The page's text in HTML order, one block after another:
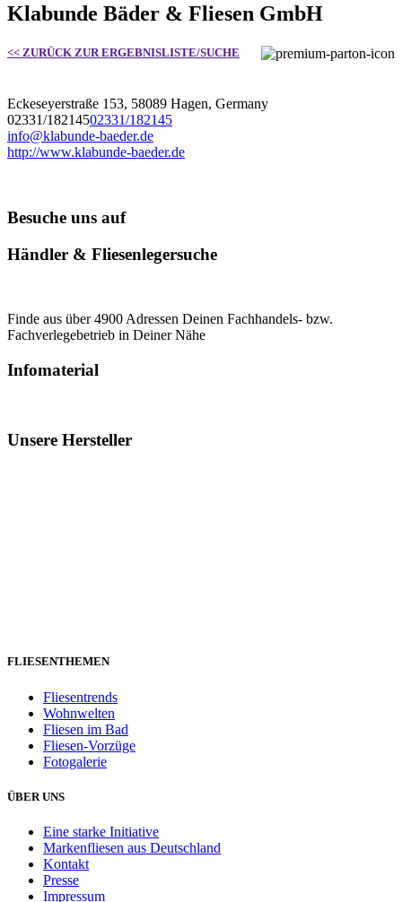
Klabunde Bäder & Fliesen GmbH
<< ZURÜCK ZUR ERGEBNISLISTE/SUCHE
Eckeseyerstraße 153, 58089 Hagen, Germany
02331/18214502331/182145
info@klabunde-baeder.de
http://www.klabunde-baeder.de
Besuche uns auf
Händler & Fliesenlegersuche
Finde aus über 4900 Adressen Deinen Fachhandels- bzw.
Fachverlegebetrieb in Deiner Nähe
Infomaterial
Unsere Hersteller
FLIESENTHEMEN
Fliesentrends
Wohnwelten
Fliesen im Bad
Fliesen-Vorzüge
Fotogalerie
ÜBER UNS
Eine starke Initiative
Markenfliesen aus Deutschland
Kontakt
Presse
Impressum